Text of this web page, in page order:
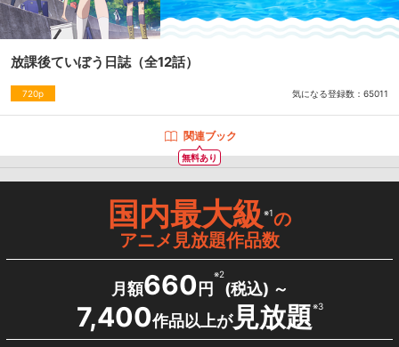
放課後ていぼう日誌（全12話）
720p 気になる登録数： 65011
無料あり
関連ブック
国内最大級※1の
アニメ見放題作品数
月額660 円
※2
(税込) ～
7,400作品以上が見放題※3